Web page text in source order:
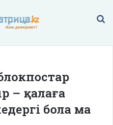
– қалаға
бола ма